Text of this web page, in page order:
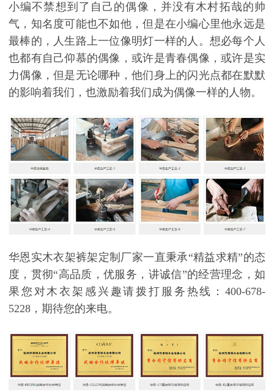
小编不禁想到了自己的偶像，并没有木村拓哉的帅
气，知名度可能也不如他，但是在小编心里他永远是
最棒的，人生路上一位像明灯一样的人。想必每个人
也都有自己仰慕的偶像，或许是青春偶像，或许是实
力偶像，但是无论哪种，他们身上的闪光点都在默默
的影响着我们，也激励着我们成为偶像一样的人物。
华恩实木衣架裤架定制厂家一直秉承“精益求精”的态
度，贯彻“高品质，优服务，讲诚信”的经营理念，如
果您对木衣架感兴趣请拨打服务热线： 400-678-
5228 ，期待您的来电。